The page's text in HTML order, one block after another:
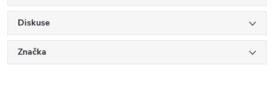
Diskuse
Značka